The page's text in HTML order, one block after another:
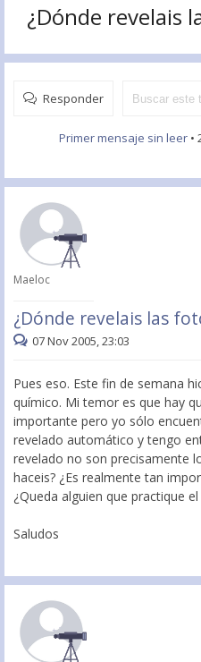
¿Dónde revelais
Responder
Primer mensaje sin leer•
Maeloc
¿Dónde revelais las
07 Nov 2005, 23:03
Pues eso. Este fin de semana
químico. Mi temor es que hay
importante pero yo sólo
revelado automático y tengo
revelado no son precisamente
haceis? ¿Es realmente tan
¿Queda alguien que practique
Saludos